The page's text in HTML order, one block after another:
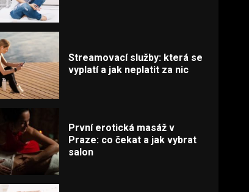
Streamovací služby: která se
vyplatí a jak neplatit za nic
První erotická masáž v
Praze: co čekat a jak vybrat
salon